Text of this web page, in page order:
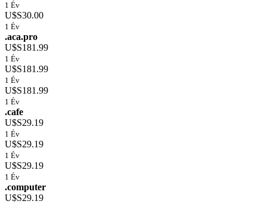
1 Év
U$S30.00
1 Év
.aca.pro
U$S181.99
1 Év
U$S181.99
1 Év
U$S181.99
1 Év
.cafe
U$S29.19
1 Év
U$S29.19
1 Év
U$S29.19
1 Év
.computer
U$S29.19